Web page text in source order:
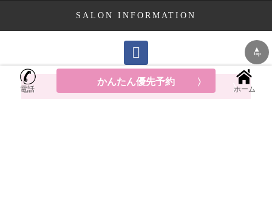
SALON INFORMATION
優先予約はこちらから
▲
top
電話
かんたん優先予約
ホーム